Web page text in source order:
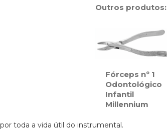
Outros produtos:
Fórceps nº 1
Odontológico
Infantil
Millennium
toda a vida útil do instrumental.